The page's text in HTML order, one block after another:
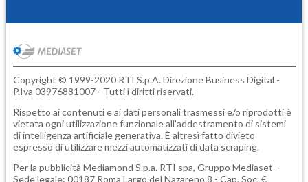
Copyright © 1999-2020 RTI S.p.A. Direzione Business Digital -
P.Iva 03976881007 - Tutti i diritti riservati.
Rispetto ai contenuti e ai dati personali trasmessi e/o riprodotti è
vietata ogni utilizzazione funzionale all'addestramento di sistemi
di intelligenza artificiale generativa. È altresì fatto divieto
espresso di utilizzare mezzi automatizzati di data scraping.
Per la pubblicità Mediamond S.p.a. RTI spa, Gruppo Mediaset -
Sede legale: 00187 Roma Largo del Nazareno 8 - Cap. Soc. €